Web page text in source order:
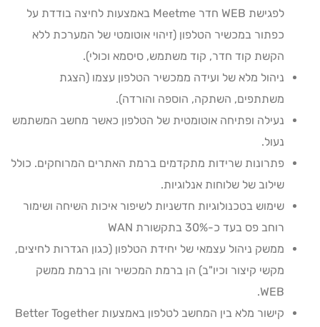
לפגישת WEB חדר Meetme באמצעות לחיצה בודדת על
כפתור במכשיר הטלפון (זיהוי אוטומטי של המערכת ללא
הקשת קוד חדר, קוד משתמש, סיסמא וכולי).
ניהול מלא של ועידה ממכשיר הטלפון עצמו (הצגת
משתתפים, השתקה, הוספה והורדה).
נעילה ופתיחה אוטומטית של הטלפון כאשר מחשב המשתמש
נעול.
פתרונות שרידות מתקדמים ברמת האתרים המרוחקים. כולל
שילוב של שלוחות אנלוגיות.
שימוש בטכנולוגיות חדשניות לשיפור איכות השיחה ושימור
רוחב פס בעד כ-30% בתקשורת WAN
ממשק ניהול עצמאי של יחידת הטלפון (כגון הגדרות לחיצים,
מקשי קיצור וכיו"ב) הן ברמת המכשיר והן ברמת ממשק
WEB.
קישור מלא בין המחשב לטלפון באמצעות Better Together